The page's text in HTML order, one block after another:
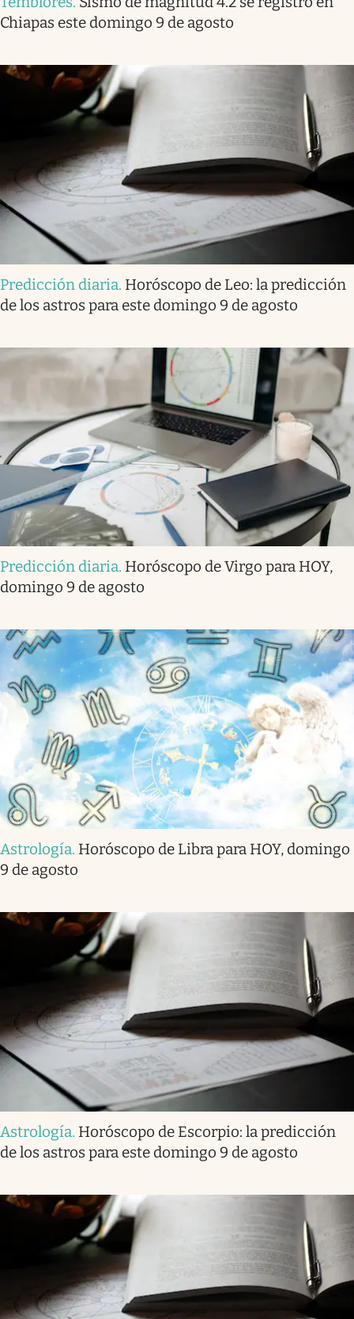
Chiapas este domingo 9 de agosto
Predicción diaria. Horóscopo de Leo: la predicción
de los astros para este domingo 9 de agosto
Predicción diaria. Horóscopo de Virgo para HOY,
domingo 9 de agosto
Astrología. Horóscopo de Libra para HOY, domingo
9 de agosto
Astrología. Horóscopo de Escorpio: la predicción
de los astros para este domingo 9 de agosto